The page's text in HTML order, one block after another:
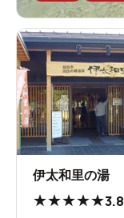
伊太和里の湯
★★★★★3.8